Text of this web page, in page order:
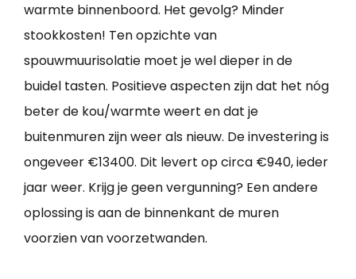
warmte binnenboord. Het gevolg? Minder
stookkosten! Ten opzichte van
spouwmuurisolatie moet je wel dieper in de
buidel tasten. Positieve aspecten zijn dat het nóg
beter de kou/warmte weert en dat je
buitenmuren zijn weer als nieuw. De investering is
ongeveer €13400. Dit levert op circa €940, ieder
jaar weer. Krijg je geen vergunning? Een andere
oplossing is aan de binnenkant de muren
voorzien van voorzetwanden.